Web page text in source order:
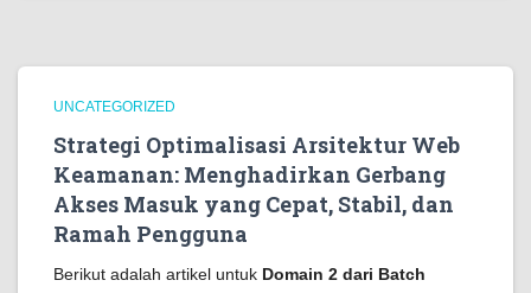
UNCATEGORIZED
Strategi Optimalisasi Arsitektur Web
Keamanan: Menghadirkan Gerbang
Akses Masuk yang Cepat, Stabil, dan
Ramah Pengguna
Berikut adalah artikel untuk Domain 2 dari Batch